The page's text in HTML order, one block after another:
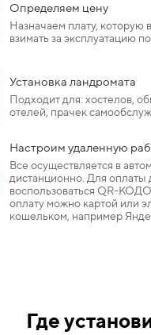
Определяем цену
Назначаем плату, которую
взимать за эксплуатацию
Установка ландромата
Подходит для: хостелов,
отелей, прачек
Настроим удаленную
Все осуществляется в
дистанционно. Для оплаты
воспользоваться QR-
оплату можно картой или
кошельком, например
Где